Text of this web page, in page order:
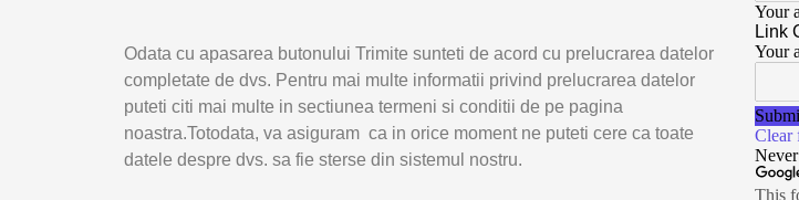
Odata cu apasarea butonului Trimite sunteti de acord cu prelucrarea datelor
completate de dvs. Pentru mai multe informatii privind prelucrarea datelor
puteti citi mai multe in sectiunea termeni si conditii de pe pagina
noastra.Totodata, va asiguram ca in orice moment ne puteti cere ca toate
datele despre dvs. sa fie sterse din sistemul nostru.